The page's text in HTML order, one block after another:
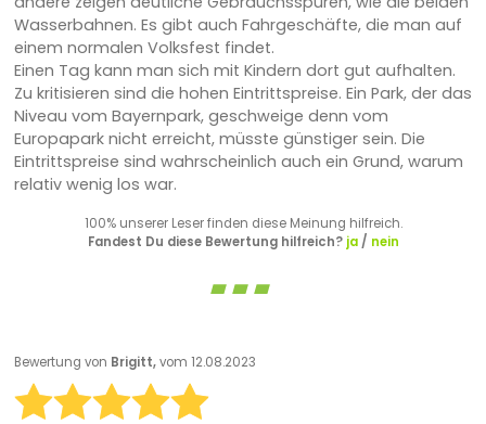
Wasserbahnen. Es gibt auch Fahrgeschäfte, die man auf
einem normalen Volksfest findet.
Einen Tag kann man sich mit Kindern dort gut aufhalten.
Zu kritisieren sind die hohen Eintrittspreise. Ein Park, der das
Niveau vom Bayernpark, geschweige denn vom
Europapark nicht erreicht, müsste günstiger sein. Die
Eintrittspreise sind wahrscheinlich auch ein Grund, warum
relativ wenig los war.
100% unserer Leser finden diese Meinung hilfreich.
Fandest Du diese Bewertung hilfreich? ja/ nein
Bewertung von Brigitt,vom 12.08.2023